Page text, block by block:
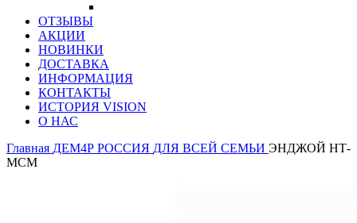
ОТЗЫВЫ
АКЦИИ
НОВИНКИ
ДОСТАВКА
ИНФОРМАЦИЯ
КОНТАКТЫ
ИСТОРИЯ VISION
О НАС
Главная ДЕМ4Р РОССИЯ ДЛЯ ВСЕЙ СЕМЬИ ЭНДЖОЙ НТ-
МСМ